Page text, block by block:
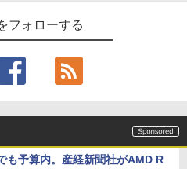
フォローする
も予算内。産経新聞社がAMD R